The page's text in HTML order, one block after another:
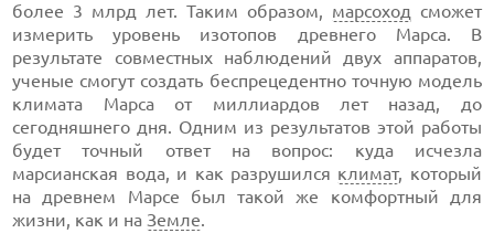
более 3 млрд лет. Таким образом, марсоход сможет
измерить уровень изотопов древнего Марса. В
результате совместных наблюдений двух аппаратов,
ученые смогут создать беспрецедентно точную модель
климата Марса от миллиардов лет назад, до
сегодняшнего дня. Одним из результатов этой работы
будет точный ответ на вопрос: куда исчезла
марсианская вода, и как разрушился климат, который
на древнем Марсе был такой же комфортный для
жизни, как и наЗемле.